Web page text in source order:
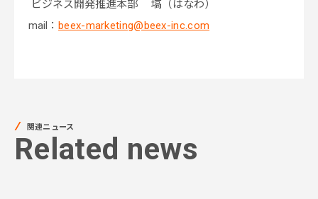
ビジネス開発推進本部 塙（はなわ）
mail： beex-marketing@beex-inc.com
関連ニュース
Related news